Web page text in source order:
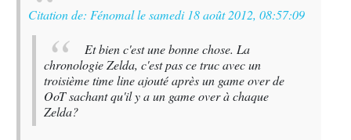
Citation de: Fénomal le samedi 18 août 2012, 08:57:09
Et bien c'est une bonne chose. La
chronologie Zelda, c'est pas ce truc avec un
troisième time line ajouté après un game over de
OoT sachant qu'il y a un game over à chaque
Zelda?